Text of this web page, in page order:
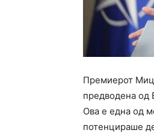
Премиерот
предводена
Ова е една од
потенцираше